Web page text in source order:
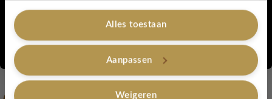
Alles toestaan
Aanpassen
Weigeren
Categorieën: Bellapierre Make-Up 60% korting,Wenkbrauwen,
Wenkbrauwen
Gerelateerde producten
Nee, bedankt